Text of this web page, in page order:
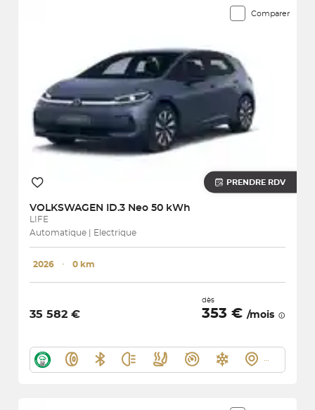
Comparer
PRENDRE RDV
VOLKSWAGEN ID.3 Neo 50 kWh
LIFE
Automatique | Electrique
2026 ･ 0 km
35 582 €
dès
353 € /mois